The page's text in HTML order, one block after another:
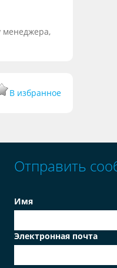
менеджера,
В избранное
Отправить
Имя
Электронная почта